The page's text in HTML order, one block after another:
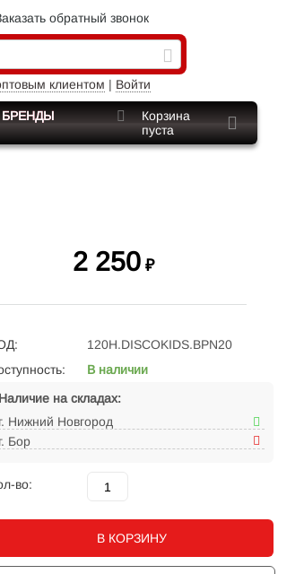
обратный звонок
клиентом | Войти
БРЕНДЫ
Корзина
пуста
2 250 ₽
120H.DISCOKIDS.BPN20
В наличии
Наличие на складах:
г. Нижний Новгород
г. Бор
во:
В КОРЗИНУ